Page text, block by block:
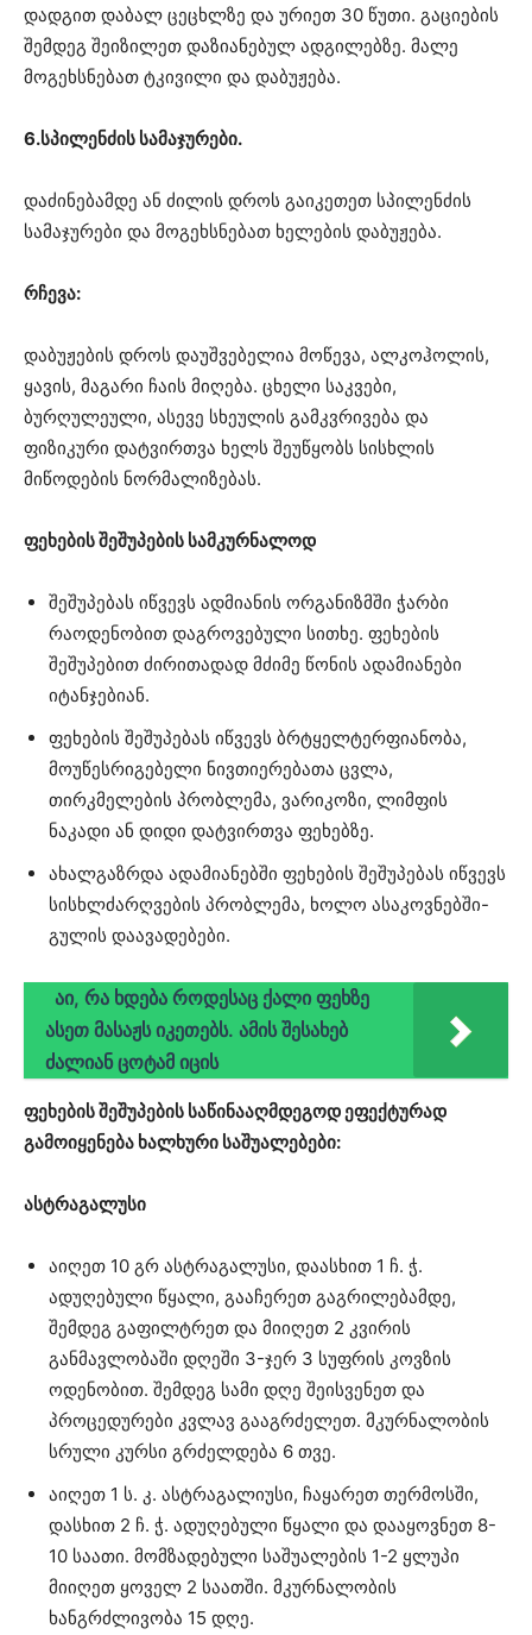
დადგით დაბალ ცეცხლზე და ურიეთ 30 წუთი. გაციების
შემდეგ შეიზილეთ დაზიანებულ ადგილებზე. მალე
მოგეხსნებათ ტკივილი და დაბუჟება.
6.სპილენძის სამაჯურები.
დაძინებამდე ან ძილის დროს გაიკეთეთ სპილენძის
სამაჯურები და მოგეხსნებათ ხელების დაბუჟება.
რჩევა:
დაბუჟების დროს დაუშვებელია მოწევა, ალკოჰოლის,
ყავის, მაგარი ჩაის მიღება. ცხელი საკვები,
ბურღულეული, ასევე სხეულის გამკვრივება და
ფიზიკური დატვირთვა ხელს შეუწყობს სისხლის
მიწოდების ნორმალიზებას.
ფეხების შეშუპების სამკურნალოდ
შეშუპებას იწვევს ადმიანის ორგანიზმში ჭარბი
რაოდენობით დაგროვებული სითხე. ფეხების
შეშუპებით ძირითადად მძიმე წონის ადამიანები
იტანჯებიან.
ფეხების შეშუპებას იწვევს ბრტყელტერფიანობა,
მოუწესრიგებელი ნივთიერებათა ცვლა,
თირკმელების პრობლემა, ვარიკოზი, ლიმფის
ნაკადი ან დიდი დატვირთვა ფეხებზე.
ახალგაზრდა ადამიანებში ფეხების შეშუპებას იწვევს
სისხლძარღვების პრობლემა, ხოლო ასაკოვნებში-
გულის დაავადებები.
აი, რა ხდება როდესაც ქალი ფეხზე
ასეთ მასაჟს იკეთებს. ამის შესახებ
ძალიან ცოტამ იცის
ფეხების შეშუპების საწინააღმდეგოდ ეფექტურად
გამოიყენება ხალხური საშუალებები:
ასტრაგალუსი
აიღეთ 10 გრ ასტრაგალუსი, დაასხით 1 ჩ. ჭ.
ადუღებული წყალი, გააჩერეთ გაგრილებამდე,
შემდეგ გაფილტრეთ და მიიღეთ 2 კვირის
განმავლობაში დღეში 3-ჯერ 3 სუფრის კოვზის
ოდენობით. შემდეგ სამი დღე შეისვენეთ და
პროცედურები კვლავ გააგრძელეთ. მკურნალობის
სრული კურსი გრძელდება 6 თვე.
აიღეთ 1 ს. კ. ასტრაგალიუსი, ჩაყარეთ თერმოსში,
დასხით 2 ჩ. ჭ. ადუღებული წყალი და დააყოვნეთ 8-
10 საათი. მომზადებული საშუალების 1-2 ყლუპი
მიიღეთ ყოველ 2 საათში. მკურნალობის
ხანგრძლივობა 15 დღე.